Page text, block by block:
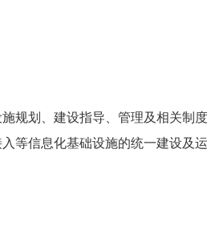
规划、建设指导、管理及相关制
等信息化基础设施的统一建设及